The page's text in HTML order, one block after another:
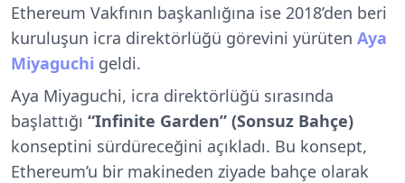
Ethereum Vakfının başkanlığına ise 2018’den beri
kuruluşun icra direktörlüğü görevini yürüten Aya
Miyaguchi geldi.
Aya Miyaguchi, icra direktörlüğü sırasında
başlattığı “Infinite Garden” (Sonsuz Bahçe)
konseptini sürdüreceğini açıkladı. Bu konsept,
Ethereum’u bir makineden ziyade bahçe olarak